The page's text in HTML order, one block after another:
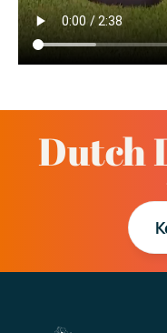
Dutch